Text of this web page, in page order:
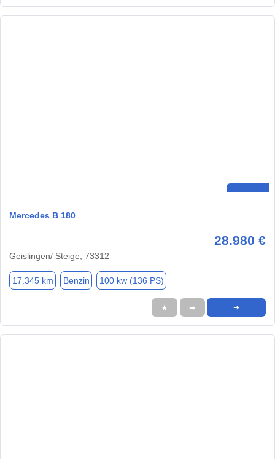
Mercedes B 180
28.980 €
Geislingen/ Steige, 73312
17.345 km Benzin 100 kw (136 PS)
★ ➦ ➜